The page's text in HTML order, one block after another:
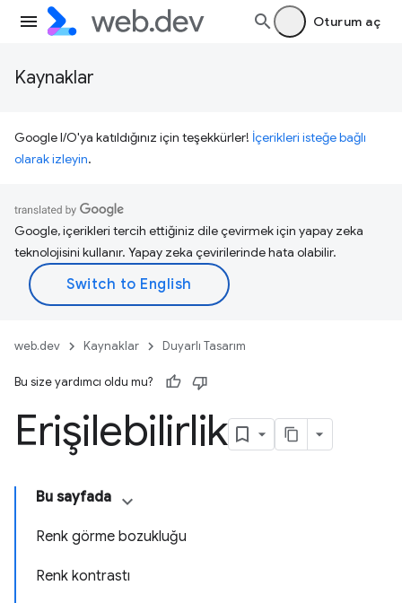
Oturum aç
Kaynaklar
Google I/O'ya katıldığınız için teşekkürler! İçerikleri isteğe bağlı
olarak izleyin.
Google, içerikleri tercih ettiğiniz dile çevirmek için yapay zeka
teknolojisini kullanır. Yapay zeka çevirilerinde hata olabilir.
web.dev Kaynaklar Duyarlı Tasarım
Bu size yardımcı oldu mu?
Erişilebilirlik
Bu sayfada
Renk görme bozukluğu
Renk kontrastı